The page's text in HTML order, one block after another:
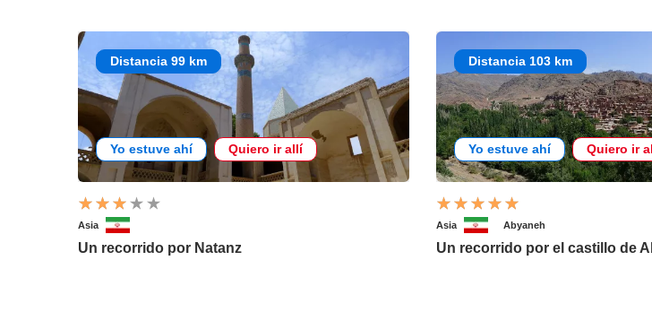
Distancia 99 km
Yo estuve ahí Quiero ir allí
Asia
Un recorrido por Natanz
Distancia 103 km
Yo estuve ahí Quiero ir
Asia Abyaneh
Un recorrido por el castillo de